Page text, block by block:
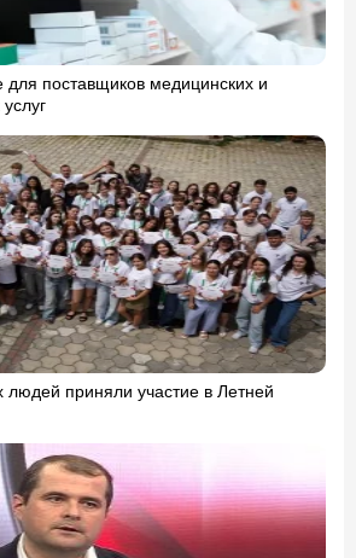
поставщиков медицинских и
приняли участие в Летней